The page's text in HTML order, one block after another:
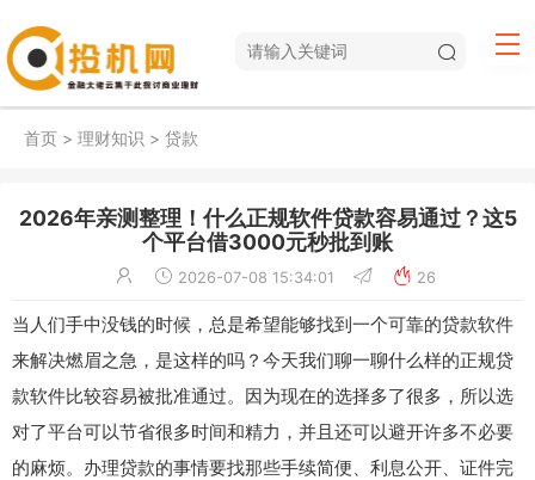
首页 > 理财知识 > 贷款
2026年亲测整理！什么正规软件贷款容易通过？这5
个平台借3000元秒批到账
2026-07-08 15:34:01 26
当人们手中没钱的时候，总是希望能够找到一个可靠的贷款软件
来解决燃眉之急，是这样的吗？今天我们聊一聊什么样的正规贷
款软件比较容易被批准通过。因为现在的选择多了很多，所以选
对了平台可以节省很多时间和精力，并且还可以避开许多不必要
的麻烦。办理贷款的事情要找那些手续简便、利息公开、证件完